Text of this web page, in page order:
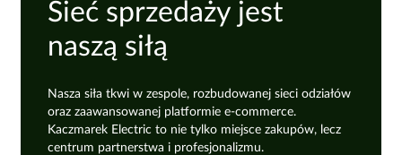
Sieć sprzedaży jest
naszą siłą
Nasza siła tkwi w zespole, rozbudowanej sieci odziałów
oraz zaawansowanej platformie e-commerce.
Kaczmarek Electric to nie tylko miejsce zakupów, lecz
centrum partnerstwa i profesjonalizmu.